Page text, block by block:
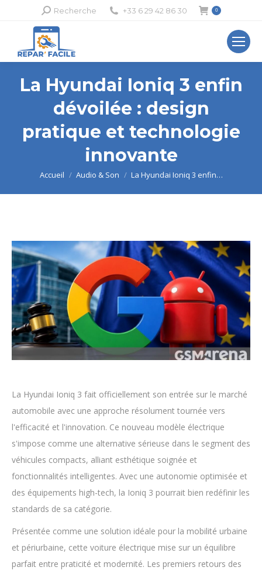
Recherche
Recherche +33 6 29 42 86 30 0
La Hyundai Ioniq 3 enfin
dévoilée : design
pratique et technologie
innovante
Vous êtes ici :
Accueil Audio & Son La Hyundai Ioniq 3 enfin…
La Hyundai Ioniq 3 fait officiellement son entrée sur le marché
automobile avec une approche résolument tournée vers
l'efficacité et l'innovation. Ce nouveau modèle électrique
s'impose comme une alternative sérieuse dans le segment des
véhicules compacts, alliant esthétique soignée et
fonctionnalités intelligentes. Avec une autonomie optimisée et
des équipements high-tech, la Ioniq 3 pourrait bien redéfinir les
standards de sa catégorie.
Présentée comme une solution idéale pour la mobilité urbaine
et périurbaine, cette voiture électrique mise sur un équilibre
parfait entre praticité et modernité. Les premiers retours des